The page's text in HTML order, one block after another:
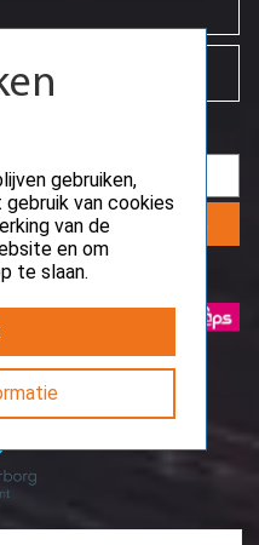
gebruiken,
van cookies
van de
en om
te slaan.